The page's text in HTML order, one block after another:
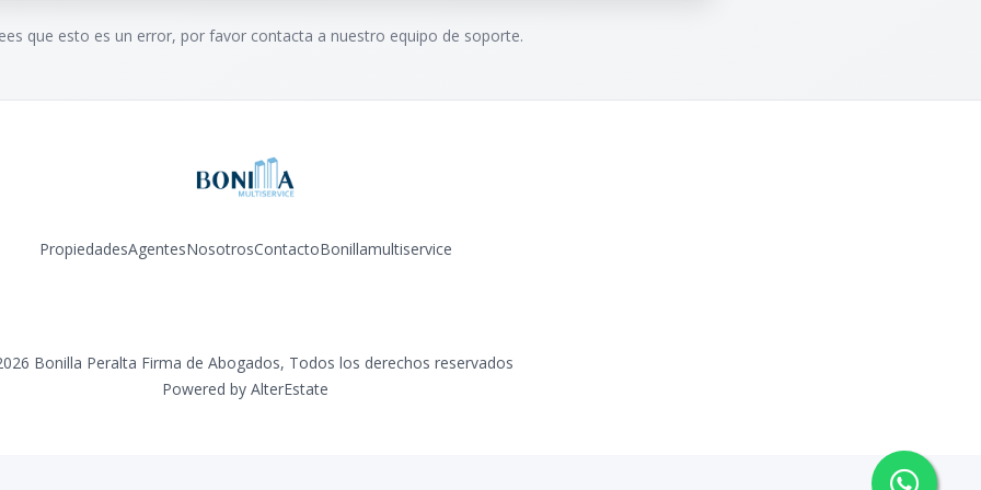
que esto es un error, por favor contacta a nuestro equipo de soporte.
PropiedadesAgentesNosotrosContactoBonillamultiservice
Bonilla Peralta Firma de Abogados, Todos los derechos reservados
Powered by AlterEstate